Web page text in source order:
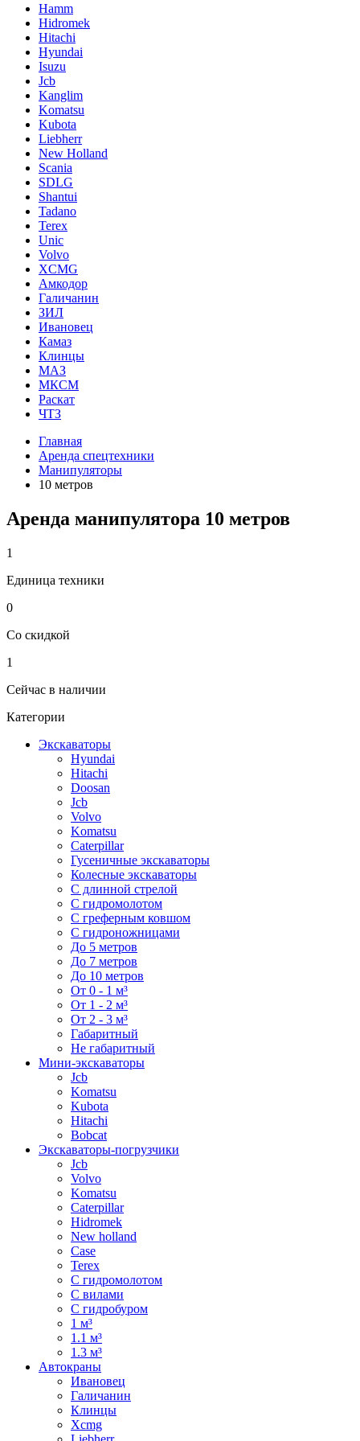
Hamm
Hidromek
Hitachi
Hyundai
Isuzu
Jcb
Kanglim
Komatsu
Kubota
Liebherr
New Holland
Scania
SDLG
Shantui
Tadano
Terex
Unic
Volvo
XCMG
Амкодор
Галичанин
ЗИЛ
Ивановец
Камаз
Клинцы
МАЗ
МКСМ
Раскат
ЧТЗ
Главная
Аренда спецтехники
Манипуляторы
10 метров
Аренда манипулятора 10 метров
1
Единица техники
0
Со скидкой
1
Сейчас в наличии
Категории
Экскаваторы
Hyundai
Hitachi
Doosan
Jcb
Volvo
Komatsu
Caterpillar
Гусеничные экскаваторы
Колесные экскаваторы
С длинной стрелой
С гидромолотом
С греферным ковшом
С гидроножницами
До 5 метров
До 7 метров
До 10 метров
От 0 - 1 м³
От 1 - 2 м³
От 2 - 3 м³
Габаритный
Не габаритный
Мини-экскаваторы
Jcb
Komatsu
Kubota
Hitachi
Bobcat
Экскаваторы-погрузчики
Jcb
Volvo
Komatsu
Caterpillar
Hidromek
New holland
Case
Terex
С гидромолотом
С вилами
С гидробуром
1 м³
1.1 м³
1.3 м³
Автокраны
Ивановец
Галичанин
Клинцы
Xcmg